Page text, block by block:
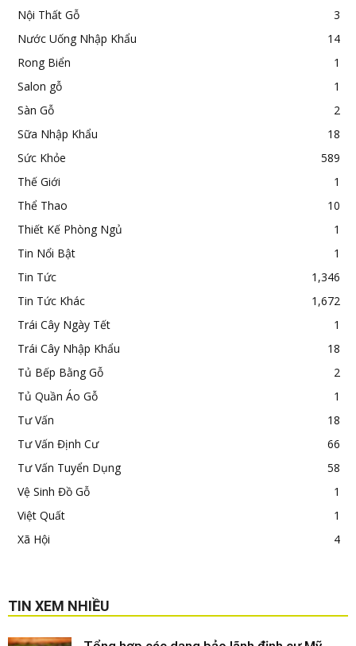
Nội Thất Gỗ
3
Nước Uống Nhập Khẩu
14
Rong Biển
1
Salon gỗ
1
Sàn Gỗ
2
Sữa Nhập Khẩu
18
Sức Khỏe
589
Thế Giới
1
Thể Thao
10
Thiết Kế Phòng Ngủ
1
Tin Nổi Bật
1
Tin Tức
1,346
Tin Tức Khác
1,672
Trái Cây Ngày Tết
1
Trái Cây Nhập Khẩu
18
Tủ Bếp Bằng Gỗ
2
Tủ Quần Áo Gỗ
1
Tư Vấn
18
Tư Vấn Định Cư
66
Tư Vấn Tuyển Dụng
58
Vệ Sinh Đồ Gỗ
1
Việt Quất
1
Xã Hội
4
TIN XEM NHIỀU